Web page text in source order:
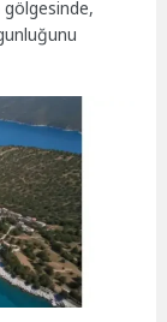
gölgesinde,